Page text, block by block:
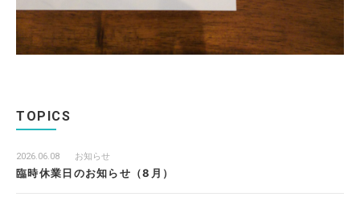
TOPICS
2026.06.08 お知らせ
臨時休業日のお知らせ（8月）